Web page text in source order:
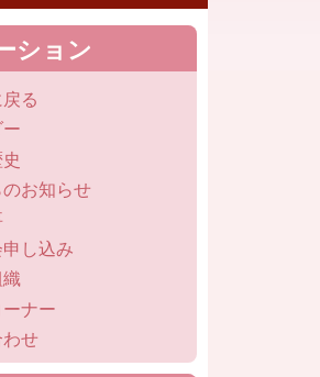
ション
る
お知らせ
し込み
ナー
せ